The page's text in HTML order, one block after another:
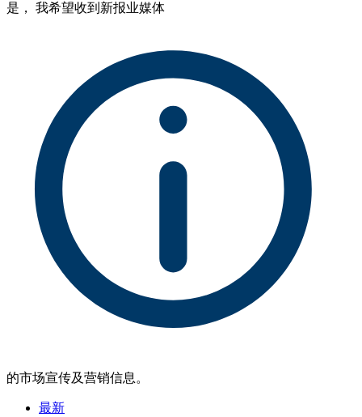
是， 我希望收到新报业媒体
的市场宣传及营销信息。
最新